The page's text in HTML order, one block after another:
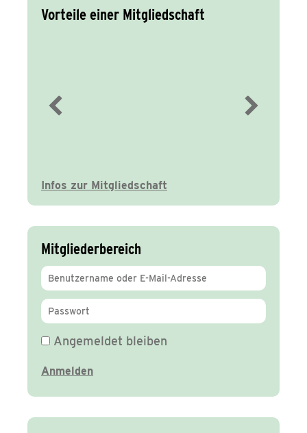
Vorteile einer Mitgliedschaft
Infos zur Mitgliedschaft
Mitgliederbereich
Angemeldet bleiben